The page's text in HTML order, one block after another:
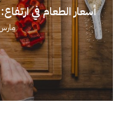
أسعار الطعام في
مارس 28,